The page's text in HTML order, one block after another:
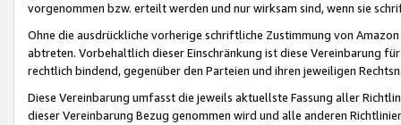
vorgenommen bzw. erteilt werden und nur wirksam sind, wenn sie
Ohne die ausdrückliche vorherige schriftliche Zustimmung von
abtreten. Vorbehaltlich dieser Einschränkung ist diese Vereinbarung
rechtlich bindend, gegenüber den Parteien und ihren jeweiligen
Diese Vereinbarung umfasst die jeweils aktuellste Fassung aller
dieser Vereinbarung Bezug genommen wird und alle anderen